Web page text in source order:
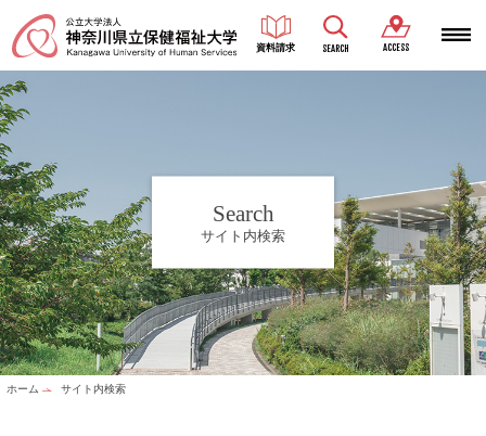
資料請求 SEARCH ACCESS
Search
サイト内検索
ホーム サイト内検索